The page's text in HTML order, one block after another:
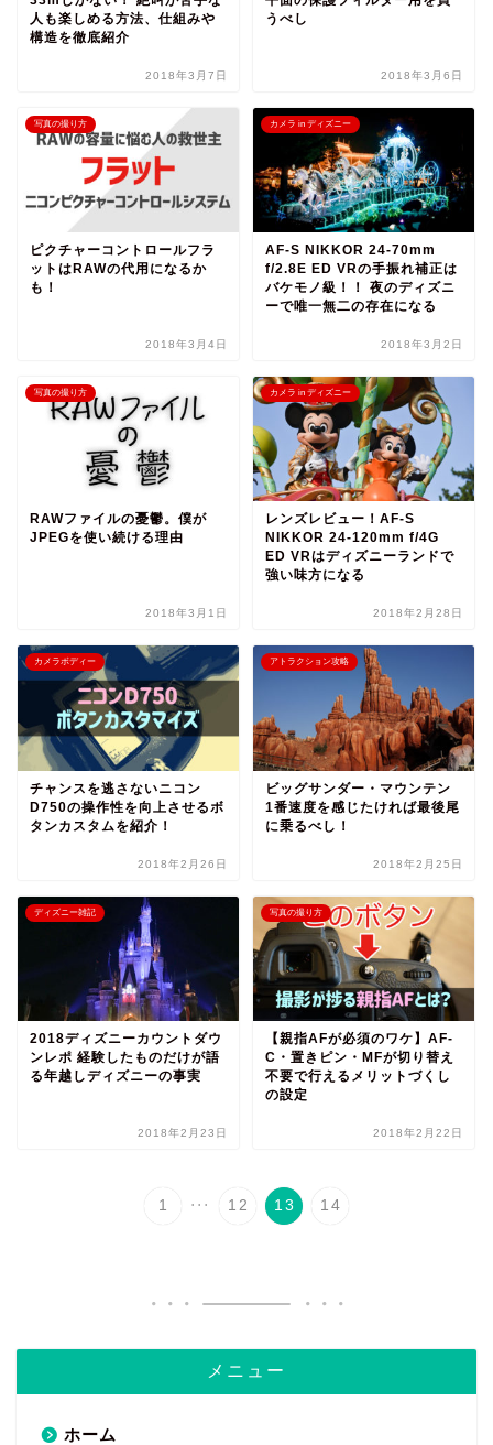
人も楽しめる方法、仕組みや
構造を徹底紹介
2018年3月7日
うべし
2018年3月6日
写真の撮り方
ピクチャーコントロールフラ
ットはRAWの代用になるか
も！
2018年3月4日
カメラ in ディズニー
AF-S NIKKOR 24-70mm
f/2.8E ED VRの手振れ補正は
バケモノ級！！ 夜のディズニ
ーで唯一無二の存在になる
2018年3月2日
写真の撮り方
RAWファイルの憂鬱。僕が
JPEGを使い続ける理由
2018年3月1日
カメラ in ディズニー
レンズレビュー！AF-S
NIKKOR 24-120mm f/4G
ED VRはディズニーランドで
強い味方になる
2018年2月28日
カメラボディー
チャンスを逃さないニコン
D750の操作性を向上させるボ
タンカスタムを紹介！
2018年2月26日
アトラクション攻略
ビッグサンダー・マウンテン
1番速度を感じたければ最後尾
に乗るべし！
2018年2月25日
ディズニー雑記
2018ディズニーカウントダウ
ンレポ 経験したものだけが語
る年越しディズニーの事実
2018年2月23日
写真の撮り方
【親指AFが必須のワケ】AF-
C・置きピン・MFが切り替え
不要で行えるメリットづくし
の設定
2018年2月22日
1 ... 12 13 14
メニュー
ホーム